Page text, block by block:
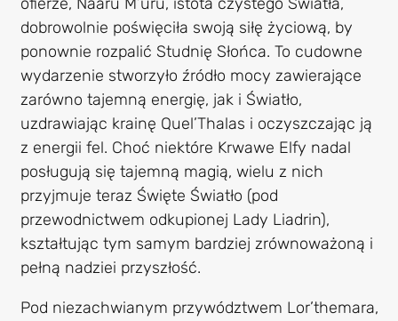
ofierze, Naaru M’uru, istota czystego Światła,
dobrowolnie poświęciła swoją siłę życiową, by
ponownie rozpalić Studnię Słońca. To cudowne
wydarzenie stworzyło źródło mocy zawierające
zarówno tajemną energię, jak i Światło,
uzdrawiając krainę Quel’Thalas i oczyszczając ją
z energii fel. Choć niektóre Krwawe Elfy nadal
posługują się tajemną magią, wielu z nich
przyjmuje teraz Święte Światło (pod
przewodnictwem odkupionej Lady Liadrin),
kształtując tym samym bardziej zrównoważoną i
pełną nadziei przyszłość.
Pod niezachwianym przywództwem Lor’themara,